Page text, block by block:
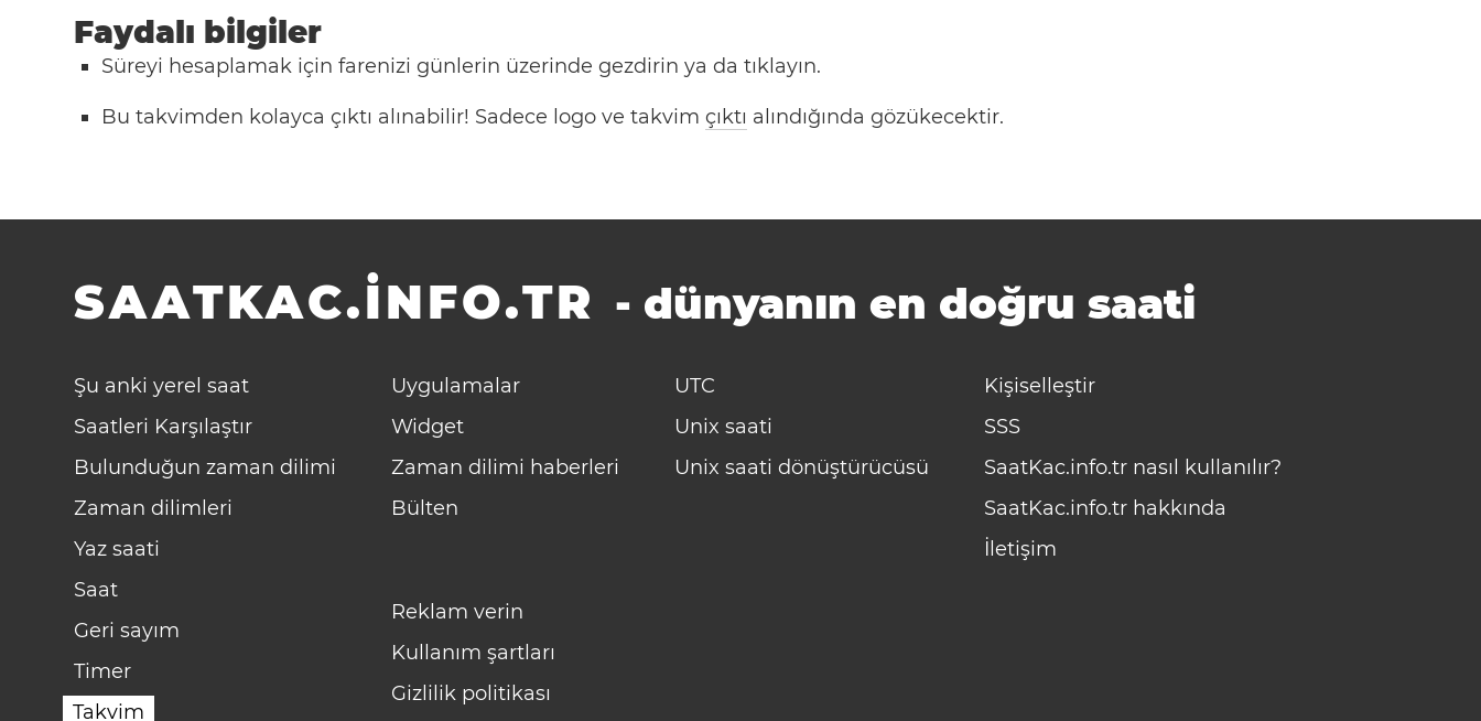
Faydalı bilgiler
Süreyi hesaplamak için farenizi günlerin üzerinde gezdirin ya da tıklayın.
Bu takvimden kolayca çıktı alınabilir! Sadece logo ve takvimçıktı alındığında gözükecektir.
SAATKAC.INFO.TR - dünyanın en doğru saati
Şu anki yerel saat
Saatleri Karşılaştır
Bulunduğun zaman dilimi
Zaman dilimleri
Yaz saati
Saat
Geri sayım
Timer
Takvim
Uygulamalar
Widget
Zaman dilimi haberleri
Bülten
UTC
Unix saati
Unix saati dönüştürücüsü
Kişiselleştir
SSS
SaatKac.info.tr nasıl kullanılır?
SaatKac.info.tr hakkında
İletişim
Reklam verin
Kullanım şartları
Gizlilik politikası